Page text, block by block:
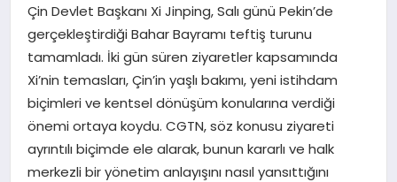
MAGAZIN
YAŞAM
OTOMOBIL
Çin Devlet Başkanı Xi Jinping, Salı günü Pekin’de
gerçekleştirdiği Bahar Bayramı teftiş turunu
tamamladı. İki gün süren ziyaretler kapsamında
Xi’nin temasları, Çin’in yaşlı bakımı, yeni istihdam
biçimleri ve kentsel dönüşüm konularına verdiği
önemi ortaya koydu. CGTN, söz konusu ziyareti
ayrıntılı biçimde ele alarak, bunun kararlı ve halk
merkezli bir yönetim anlayışını nasıl yansıttığını